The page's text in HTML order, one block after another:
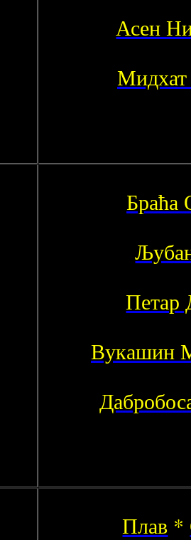
Асен
Браћа
Петар
Вукашин
Плав *